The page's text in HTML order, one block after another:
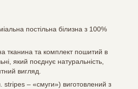
постільна білизна з 100%
тканина та комплект пошитий в
який поєднує натуральність,
вигляд.
stripes – «смуги») виготовлений з